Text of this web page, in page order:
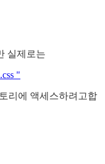
실제로는
"
리에 액세스하려고합